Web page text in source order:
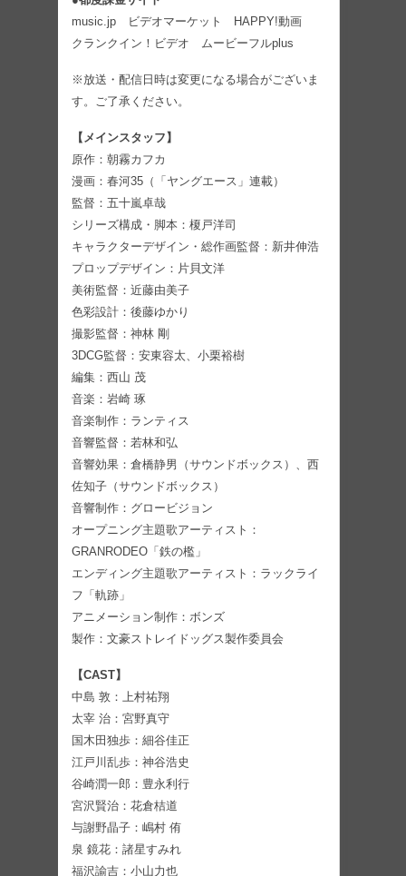
music.jp ビデオマーケット HAPPY!動画
クランクイン！ビデオ ムービーフルplus
※放送・配信日時は変更になる場合がございま
す。ご了承ください。
【メインスタッフ】
原作：朝霧カフカ
漫画：春河35（「ヤングエース」連載）
監督：五十嵐卓哉
シリーズ構成・脚本：榎戸洋司
キャラクターデザイン・総作画監督：新井伸浩
プロップデザイン：片貝文洋
美術監督：近藤由美子
色彩設計：後藤ゆかり
撮影監督：神林 剛
3DCG監督：安東容太、小栗裕樹
編集：西山 茂
音楽：岩崎 琢
音楽制作：ランティス
音響監督：若林和弘
音響効果：倉橋静男（サウンドボックス）、西
佐知子（サウンドボックス）
音響制作：グロービジョン
オープニング主題歌アーティスト：
GRANRODEO「鉄の檻」
エンディング主題歌アーティスト：ラックライ
フ「軌跡」
アニメーション制作：ボンズ
製作：文豪ストレイドッグス製作委員会
【CAST】
中島 敦：上村祐翔
太宰 治：宮野真守
国木田独歩：細谷佳正
江戸川乱歩：神谷浩史
谷崎潤一郎：豊永利行
宮沢賢治：花倉桔道
与謝野晶子：嶋村 侑
泉 鏡花：諸星すみれ
福沢諭吉：小山力也